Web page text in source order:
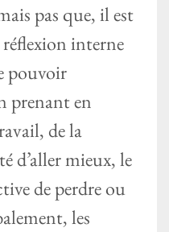
pas que, il est
réflexion interne
pouvoir
prenant en
de la
d’aller mieux, le
de perdre ou
les